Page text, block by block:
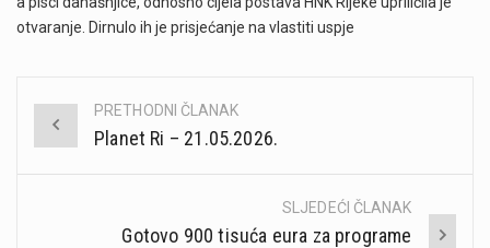
otvaranje. Dirnulo ih je prisjećanje na vlastiti uspje
Post
PRETHODNI ČLANAK
Planet Ri – 21.05.2026.
SLJEDEĆI ČLANAK
Gotovo 900 tisuća eura za programe